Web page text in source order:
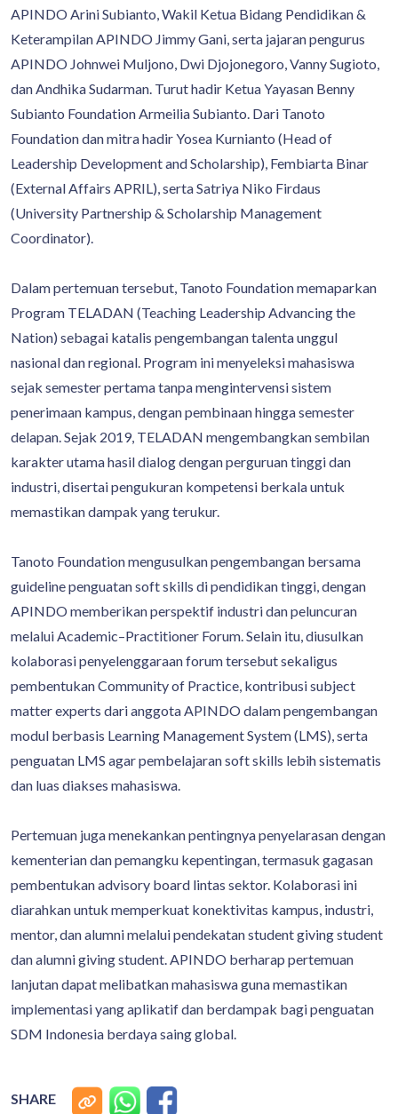
APINDO Arini Subianto, Wakil Ketua Bidang Pendidikan &
Keterampilan APINDO Jimmy Gani, serta jajaran pengurus
APINDO Johnwei Muljono, Dwi Djojonegoro, Vanny Sugioto,
dan Andhika Sudarman. Turut hadir Ketua Yayasan Benny
Subianto Foundation Armeilia Subianto. Dari Tanoto
Foundation dan mitra hadir Yosea Kurnianto (Head of
Leadership Development and Scholarship), Fembiarta Binar
(External Affairs APRIL), serta Satriya Niko Firdaus
(University Partnership & Scholarship Management
Coordinator).
Dalam pertemuan tersebut, Tanoto Foundation memaparkan
Program TELADAN (Teaching Leadership Advancing the
Nation) sebagai katalis pengembangan talenta unggul
nasional dan regional. Program ini menyeleksi mahasiswa
sejak semester pertama tanpa mengintervensi sistem
penerimaan kampus, dengan pembinaan hingga semester
delapan. Sejak 2019, TELADAN mengembangkan sembilan
karakter utama hasil dialog dengan perguruan tinggi dan
industri, disertai pengukuran kompetensi berkala untuk
memastikan dampak yang terukur.
Tanoto Foundation mengusulkan pengembangan bersama
guideline penguatan soft skills di pendidikan tinggi, dengan
APINDO memberikan perspektif industri dan peluncuran
melalui Academic–Practitioner Forum. Selain itu, diusulkan
kolaborasi penyelenggaraan forum tersebut sekaligus
pembentukan Community of Practice, kontribusi subject
matter experts dari anggota APINDO dalam pengembangan
modul berbasis Learning Management System (LMS), serta
penguatan LMS agar pembelajaran soft skills lebih sistematis
dan luas diakses mahasiswa.
Pertemuan juga menekankan pentingnya penyelarasan dengan
kementerian dan pemangku kepentingan, termasuk gagasan
pembentukan advisory board lintas sektor. Kolaborasi ini
diarahkan untuk memperkuat konektivitas kampus, industri,
mentor, dan alumni melalui pendekatan student giving student
dan alumni giving student. APINDO berharap pertemuan
lanjutan dapat melibatkan mahasiswa guna memastikan
implementasi yang aplikatif dan berdampak bagi penguatan
SDM Indonesia berdaya saing global.
SHARE